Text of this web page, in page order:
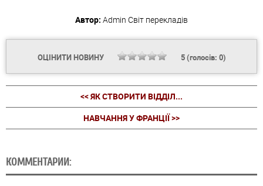
Автор: Admin Світ перекладів
ОЦІНИТИ НОВИНУ 5(голосів: 0)
<< ЯК СТВОРИТИ ВІДДІЛ...
НАВЧАННЯ У ФРАНЦІЇ >>
КОММЕНТАРИИ: